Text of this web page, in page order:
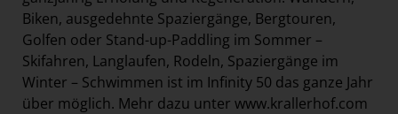
Biken, ausgedehnte Spaziergänge, Bergtouren,
Golfen oder Stand-up-Paddling im Sommer –
Skifahren, Langlaufen, Rodeln, Spaziergänge im
Winter – Schwimmen ist im Infinity 50 das ganze Jahr
über möglich. Mehr dazu unter www.krallerhof.com